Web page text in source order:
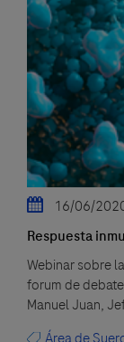
16/06/
Respuesta
Webinar sobre
forum de
Manuel Juan,